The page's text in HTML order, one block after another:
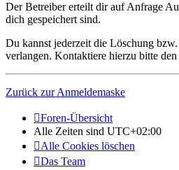
Der Betreiber erteilt dir auf Anfrage
dich gespeichert sind.
Du kannst jederzeit die Löschung
verlangen. Kontaktiere hierzu bitte den
Zurück zur Anmeldemaske
Foren-Übersicht
Alle Zeiten sind UTC+02:00
Alle Cookies löschen
Das Team